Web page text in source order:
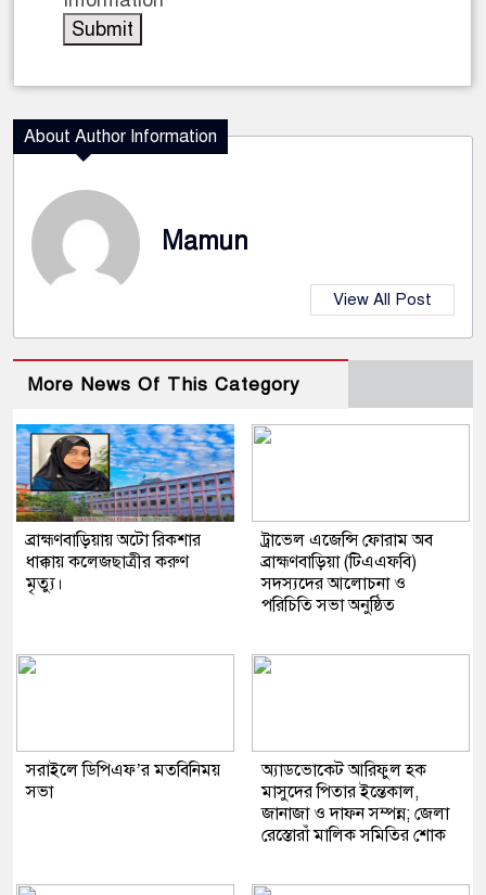
About Author Information
Mamun
View All Post
More News Of This Category
ব্রাহ্মণবাড়িয়ায় অটো রিকশার
ধাক্কায় কলেজছাত্রীর করুণ
মৃত্যু।
ট্রাভেল এজেন্সি ফোরাম অব
ব্রাহ্মণবাড়িয়া (টিএএফবি)
সদস্যদের আলোচনা ও
পরিচিতি সভা অনুষ্ঠিত
সরাইলে ডিপিএফ’র মতবিনিময়
সভা
অ্যাডভোকেট আরিফুল হক
মাসুদের পিতার ইন্তেকাল,
জানাজা ও দাফন সম্পন্ন; জেলা
রেস্তোরাঁ মালিক সমিতির শোক